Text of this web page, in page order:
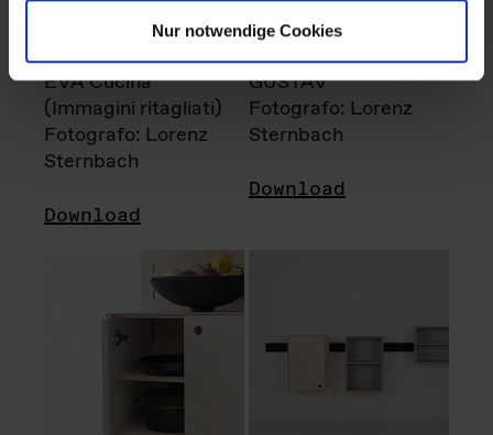
Nur notwendige Cookies
EVA Cucina
(Immagini ritagliati)
Fotografo: Lorenz
Sternbach
Download
GUSTAV
Fotografo: Lorenz
Sternbach
Download